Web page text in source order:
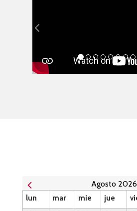
Agosto 2026
lun mar mie jue